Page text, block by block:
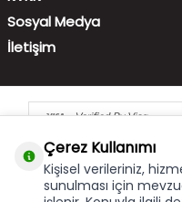
Sosyal Medya
İletişim
Çerez Kullanımı
Kişisel verileriniz,
sunulması için